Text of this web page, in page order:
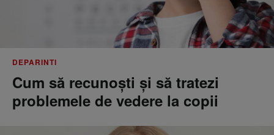
DEPARINTI
Cum să recunoști și să tratezi
problemele de vedere la copii